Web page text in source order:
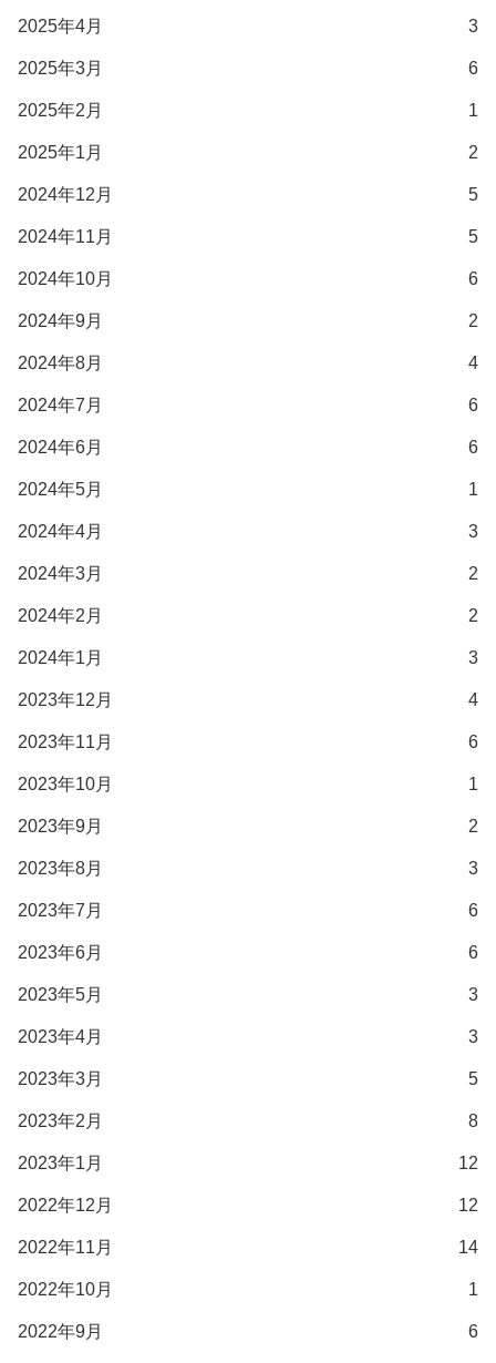
2025年4月 3
2025年3月 6
2025年2月 1
2025年1月 2
2024年12月 5
2024年11月 5
2024年10月 6
2024年9月 2
2024年8月 4
2024年7月 6
2024年6月 6
2024年5月 1
2024年4月 3
2024年3月 2
2024年2月 2
2024年1月 3
2023年12月 4
2023年11月 6
2023年10月 1
2023年9月 2
2023年8月 3
2023年7月 6
2023年6月 6
2023年5月 3
2023年4月 3
2023年3月 5
2023年2月 8
2023年1月 12
2022年12月 12
2022年11月 14
2022年10月 1
2022年9月 6